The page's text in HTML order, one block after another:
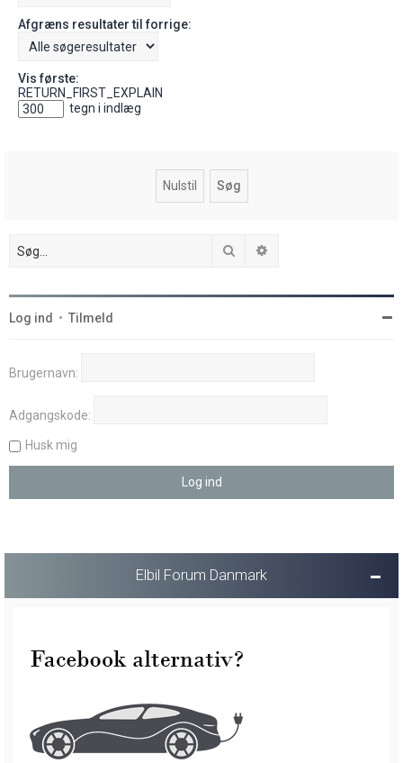
Afgræns resultater til forrige:
Vis første:
RETURN_FIRST_EXPLAIN
tegn i indlæg
Søg
Log ind • Tilmeld
Brugernavn:
Adgangskode:
Husk mig
Elbil Forum Danmark